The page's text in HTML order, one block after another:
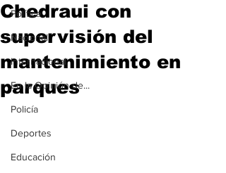
Política
Nacional
Internacional
En la Opinión de...
Policía
Deportes
Educación
Chedraui con
supervisión del
mantenimiento en
parques